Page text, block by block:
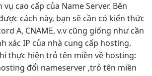
cao cấp của Name Server. Bên
cách này, bạn sẽ cần có kiến thức
A, CNAME, v.v cũng giống như cần
xác IP của nhà cung cấp hosting.
thực hiện trỏ tên miền về hosting:
đổi nameserver ,trỏ tên miền